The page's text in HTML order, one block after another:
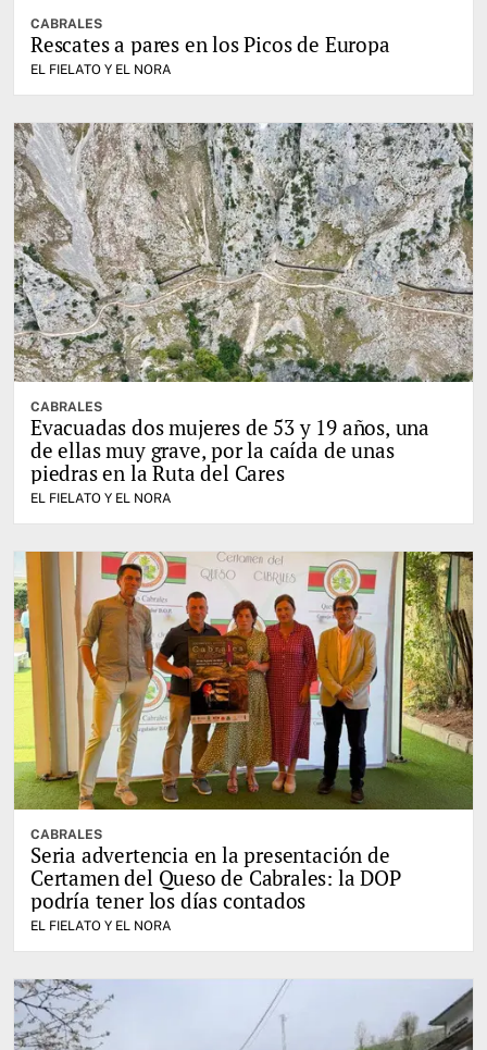
CABRALES
Rescates a pares en los Picos de Europa
EL FIELATO Y EL NORA
CABRALES
Evacuadas dos mujeres de 53 y 19 años, una
de ellas muy grave, por la caída de unas
piedras en la Ruta del Cares
EL FIELATO Y EL NORA
CABRALES
Seria advertencia en la presentación de
Certamen del Queso de Cabrales: la DOP
podría tener los días contados
EL FIELATO Y EL NORA